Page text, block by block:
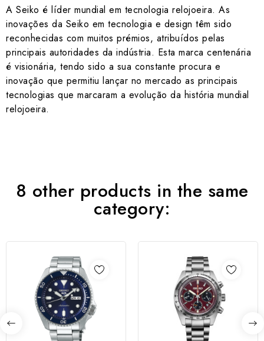
A Seiko é líder mundial em tecnologia relojoeira. As
inovações da Seiko em tecnologia e design têm sido
reconhecidas com muitos prémios, atribuídos pelas
principais autoridades da indústria. Esta marca centenária
é visionária, tendo sido a sua constante procura e
inovação que permitiu lançar no mercado as principais
tecnologias que marcaram a evolução da história mundial
relojoeira.
8 other products in the same
category: